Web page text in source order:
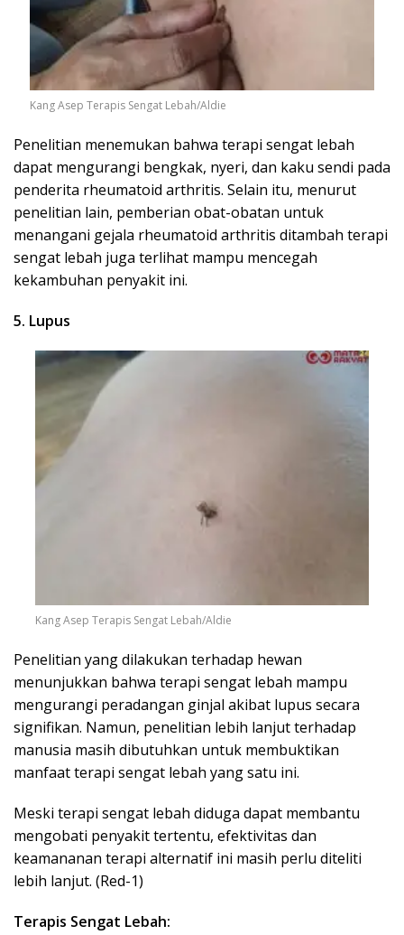
Kang Asep Terapis Sengat Lebah/Aldie
Penelitian menemukan bahwa terapi sengat lebah
dapat mengurangi bengkak, nyeri, dan kaku sendi pada
penderita rheumatoid arthritis. Selain itu, menurut
penelitian lain, pemberian obat-obatan untuk
menangani gejala rheumatoid arthritis ditambah terapi
sengat lebah juga terlihat mampu mencegah
kekambuhan penyakit ini.
5. Lupus
Kang Asep Terapis Sengat Lebah/Aldie
Penelitian yang dilakukan terhadap hewan
menunjukkan bahwa terapi sengat lebah mampu
mengurangi peradangan ginjal akibat lupus secara
signifikan. Namun, penelitian lebih lanjut terhadap
manusia masih dibutuhkan untuk membuktikan
manfaat terapi sengat lebah yang satu ini.
Meski terapi sengat lebah diduga dapat membantu
mengobati penyakit tertentu, efektivitas dan
keamananan terapi alternatif ini masih perlu diteliti
lebih lanjut. (Red-1)
Terapis Sengat Lebah: